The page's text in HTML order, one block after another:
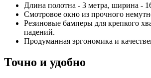
Длина полотна - 3 метра, ширина -
Смотровое окно из прочного
Резиновые бамперы для крепкого
падений.
Продуманная эргономика и
Точно и удобно